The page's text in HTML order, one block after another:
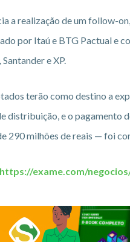
a realização de um follow-
por Itaú e BTG Pactual e
e XP.
terão como destino a
distribuição, e o pagamento
290 milhões de reais — foi
https://exame.com/